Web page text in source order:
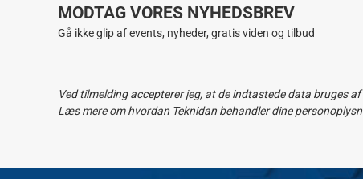
MODTAG VORES NYHEDSBREV
Gå ikke glip af events, nyheder, gratis viden og tilbud
Ved tilmelding accepterer jeg, at de indtastede data bruges
Læs mere om hvordan Teknidan behandler dine